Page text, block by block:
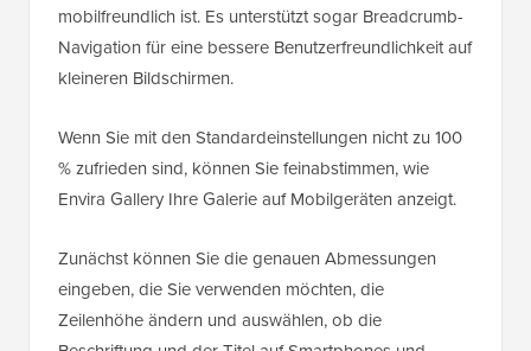
mobilfreundlich ist. Es unterstützt sogar Breadcrumb-
Navigation für eine bessere Benutzerfreundlichkeit auf
kleineren Bildschirmen.
Wenn Sie mit den Standardeinstellungen nicht zu 100
% zufrieden sind, können Sie feinabstimmen, wie
Envira Gallery Ihre Galerie auf Mobilgeräten anzeigt.
Zunächst können Sie die genauen Abmessungen
eingeben, die Sie verwenden möchten, die
Zeilenhöhe ändern und auswählen, ob die